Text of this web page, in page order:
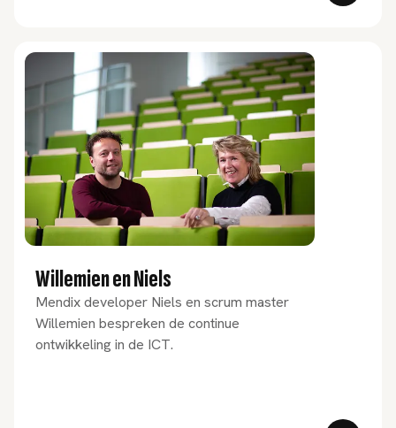
Willemien en Niels
Mendix developer Niels en scrum master
Willemien bespreken de continue
ontwikkeling in de ICT.